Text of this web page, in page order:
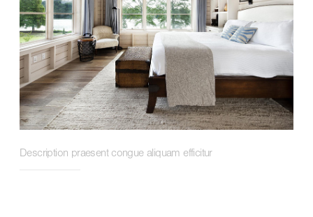
Description praesent congue aliquam efficitur